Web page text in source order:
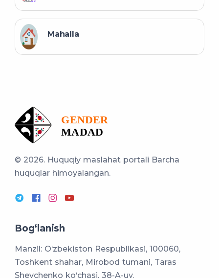
Mahalla
© 2026. Huquqiy maslahat portali Barcha
huquqlar himoyalangan.
Bog‘lanish
Manzil: O‘zbekiston Respublikasi, 100060,
Toshkent shahar, Mirobod tumani, Taras
Shevchenko ko‘chasi, 38-A-uy.